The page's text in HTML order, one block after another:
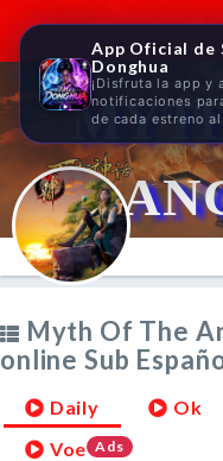
Myth Of The
online Sub
Daily Ok
Voe Ads
App Oficial de
Donghua
¡Disfruta la app y
notificaciones
de cada estreno